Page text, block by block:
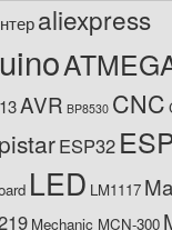
aliexpress
AVR BP8530 CNC
ESP32
LED LM1117
Mechanic MCN-300